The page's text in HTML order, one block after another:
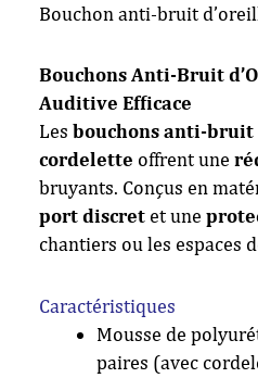
Bouchon anti-bruit
Bouchons Anti-Bruit
Auditive Efficace
Les bouchons anti-bruit
cordelette offrent une
bruyants. Conçus en
port discretet une
chantiers ou les espaces
Caractéristiques
Mousse de
paires (avec